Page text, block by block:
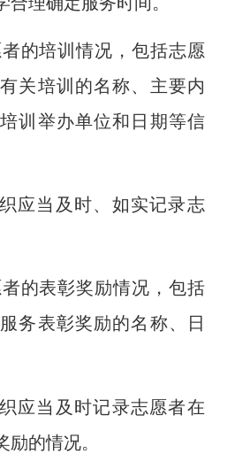
的培训情况，包括志愿
关培训的名称、主要内
训举办单位和日期等信
应当及时、如实记录志
的表彰奖励情况，包括
务表彰奖励的名称、日
应当及时记录志愿者在
的情况。